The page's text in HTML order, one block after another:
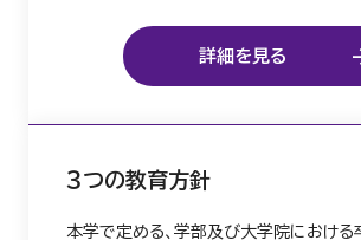
詳細を見る
３つの教育方針
本学で定める、学部及び大学院における